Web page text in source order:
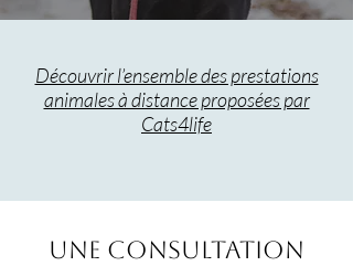
Découvrir l’ensemble des prestations
animales à distance proposées par
Cats4life
Une consultation